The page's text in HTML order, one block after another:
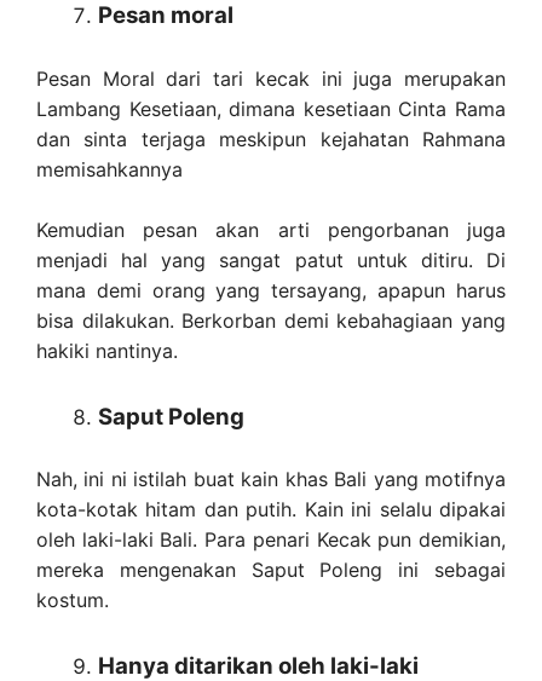
Pesan moral
Pesan Moral dari tari kecak ini juga merupakan
Lambang Kesetiaan, dimana kesetiaan Cinta Rama
dan sinta terjaga meskipun kejahatan Rahmana
memisahkannya
Kemudian pesan akan arti pengorbanan juga
menjadi hal yang sangat patut untuk ditiru. Di
mana demi orang yang tersayang, apapun harus
bisa dilakukan. Berkorban demi kebahagiaan yang
hakiki nantinya.
Saput Poleng
Nah, ini ni istilah buat kain khas Bali yang motifnya
kota-kotak hitam dan putih. Kain ini selalu dipakai
oleh laki-laki Bali. Para penari Kecak pun demikian,
mereka mengenakan Saput Poleng ini sebagai
kostum.
Hanya ditarikan oleh laki-laki